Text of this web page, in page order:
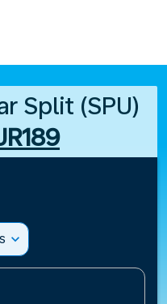
Split (SPU)
expand_more